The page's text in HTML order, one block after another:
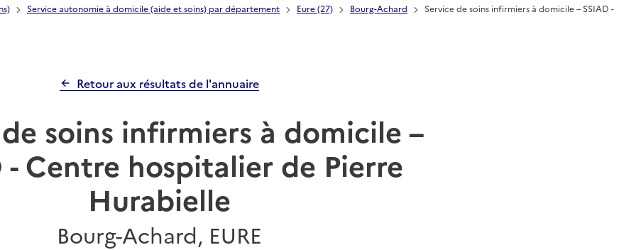
Service autonomie à domicile (aide et soins) par département Eure (27) Bourg-Achard Service de soins infirmiers à domicile – SSIAD -
Retour aux résultats de l'annuaire
soins infirmiers à domicile –
- Centre hospitalier de Pierre
Hurabielle
Bourg-Achard, EURE